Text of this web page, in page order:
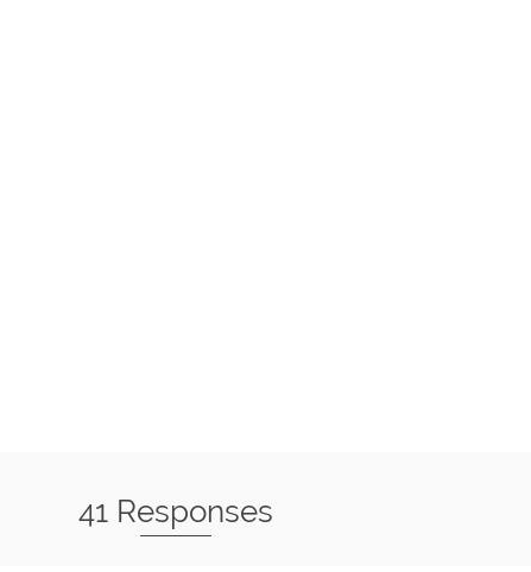
41 Responses